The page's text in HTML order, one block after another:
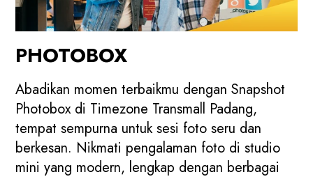
PHOTOBOX
Abadikan momen terbaikmu dengan Snapshot
Photobox di Timezone Transmall Padang,
tempat sempurna untuk sesi foto seru dan
berkesan. Nikmati pengalaman foto di studio
mini yang modern, lengkap dengan berbagai